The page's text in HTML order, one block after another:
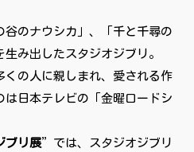
谷のナウシカ」、「千と千尋の
み出したスタジオジブリ。
くの人に親しまれ、愛される作
は日本テレビの「金曜ロードシ
ブリ展”では、スタジオジブリ